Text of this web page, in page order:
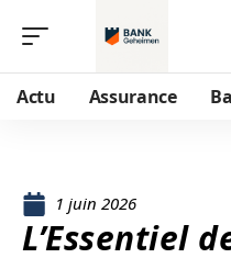
Actu Assurance
1 juin 2026
L’Essentiel